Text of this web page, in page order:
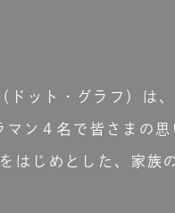
ット・グラフ）は
マン４名で皆さまの思
はじめとした、家族